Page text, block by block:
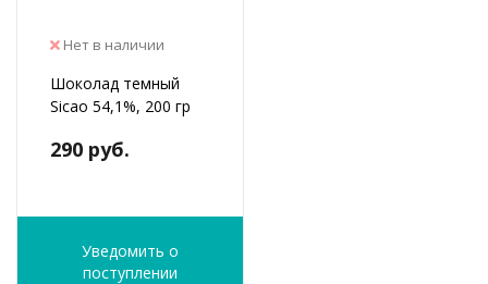
Нет в наличии
Шоколад темный
Sicao 54,1%, 200 гр
290 руб.
Уведомить о
поступлении